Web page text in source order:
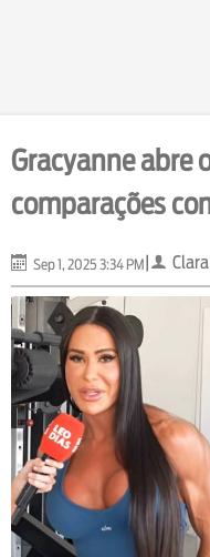
Gracyanne abre
comparações
Sep 1, 2025 3:34 PM|